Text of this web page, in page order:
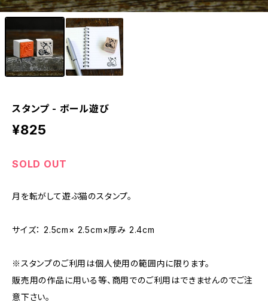
スタンプ - ボール遊び
¥825
SOLD OUT
月を転がして遊ぶ猫のスタンプ。
サイズ： 2.5cm× 2.5cm×厚み 2.4cm
※スタンプのご利用は個人使用の範囲内に限ります。
販売用の作品に用いる等、商用でのご利用はできませんのでご注
意下さい。